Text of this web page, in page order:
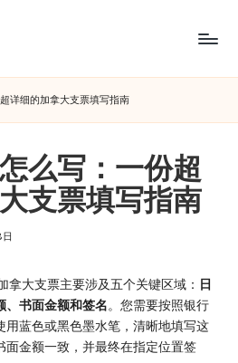
详细的加拿大支票填写指南
么写：一份超
支票填写指南
拿大支票主要涉及五个关键区域： 日
、书面金额和签名。您需要按照银行
用蓝色或黑色墨水笔，清晰地填写这
面金额一致，并最终在指定位置签